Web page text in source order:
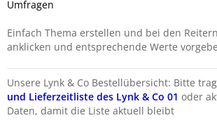
Umfragen
Einfach Thema erstellen und bei den
anklicken und entsprechende Werte
Unsere Lynk & Co Bestellübersicht: Bitte
und Lieferzeitliste des Lynk & Co 01 oder
Daten, damit die Liste aktuell bleibt